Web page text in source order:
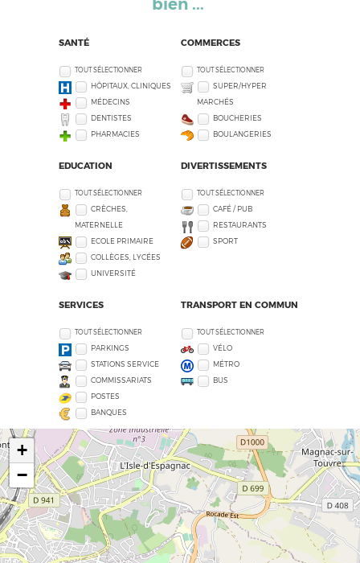
SANTÉ
TOUT SÉLECTIONNER
HÔPITAUX, CLINIQUES
MÉDECINS
DENTISTES
PHARMACIES
COMMERCES
TOUT SÉLECTIONNER
SUPER/HYPER
MARCHÉS
BOUCHERIES
BOULANGERIES
EDUCATION
TOUT SÉLECTIONNER
CRÈCHES,
MATERNELLE
ECOLE PRIMAIRE
COLLÈGES, LYCÉES
UNIVERSITÉ
DIVERTISSEMENTS
TOUT SÉLECTIONNER
CAFÉ / PUB
RESTAURANTS
SPORT
SERVICES
TOUT SÉLECTIONNER
PARKINGS
STATIONS SERVICE
COMMISSARIATS
POSTES
BANQUES
TRANSPORT EN COMMUN
TOUT SÉLECTIONNER
VÉLO
MÉTRO
BUS
+
−